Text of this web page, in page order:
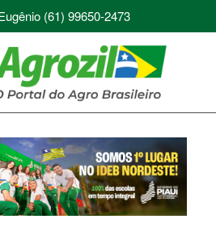
(61) 99650-2473